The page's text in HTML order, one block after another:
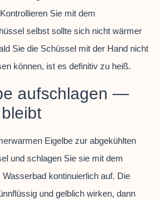
Sie mit dem
selbst sollte sich nicht wärmer
Sie die Schüssel mit der Hand nicht
können, ist es definitiv zu heiß.
aufschlagen —
Eigelbe zur abgekühlten
und schlagen Sie sie mit dem
kontinuierlich auf. Die
und gelblich wirken, dann